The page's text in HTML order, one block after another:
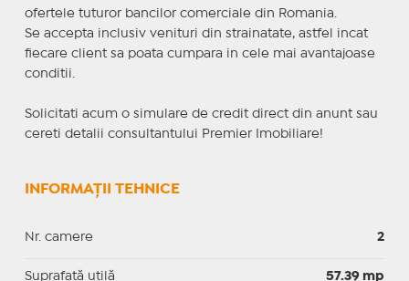
ofertele tuturor bancilor comerciale din Romania.
Se accepta inclusiv venituri din strainatate, astfel incat
fiecare client sa poata cumpara in cele mai avantajoase
conditii.
Solicitati acum o simulare de credit direct din anunt sau
cereti detalii consultantului Premier Imobiliare!
INFORMAȚII TEHNICE
Nr. camere 2
Suprafaţă utilă 57.39 mp